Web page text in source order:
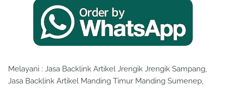
Melayani : Jasa Backlink Artikel Jrengik Jrengik Sampang,
Jasa Backlink Artikel Manding Timur Manding Sumenep,